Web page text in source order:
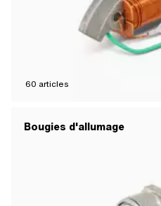
60 articles
Bougies d'allumage